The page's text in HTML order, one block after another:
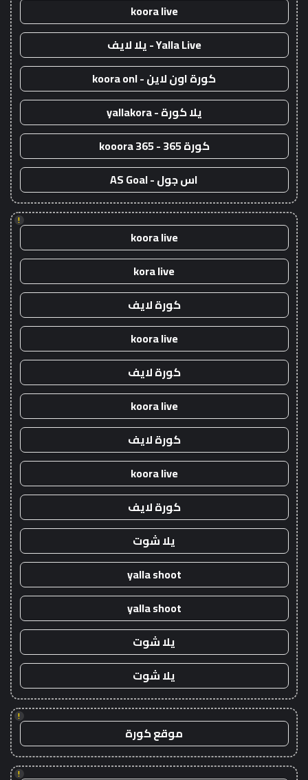
koora live
Yalla Live - يلا لايف
كورة اون لاين - koora onl
يلا كورة - yallakora
كورة 365 - kooora 365
اس جول - AS Goal
!
koora live
kora live
كورة لايف
koora live
كورة لايف
koora live
كورة لايف
koora live
كورة لايف
يلا شوت
yalla shoot
yalla shoot
يلا شوت
يلا شوت
!
موقع كورة
!